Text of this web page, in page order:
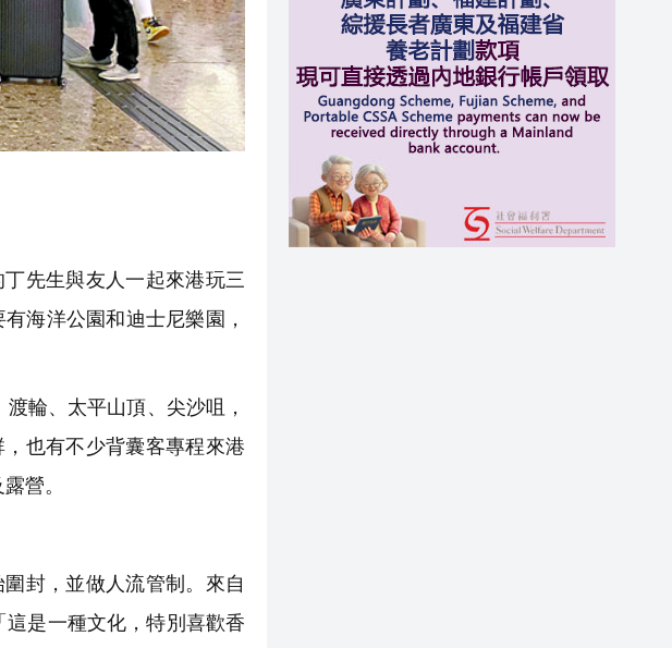
先生與友人一起來港玩三
海洋公園和迪士尼樂園，
輪、太平山頂、尖沙咀，
也有不少背囊客專程來港
營。
封，並做人流管制。來自
這是一種文化，特別喜歡香